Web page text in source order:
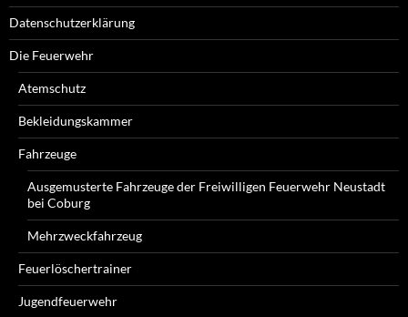
Datenschutzerklärung
Die Feuerwehr
Atemschutz
Bekleidungskammer
Fahrzeuge
Ausgemusterte Fahrzeuge der Freiwilligen Feuerwehr Neustadt
bei Coburg
Mehrzweckfahrzeug
Feuerlöschertrainer
Jugendfeuerwehr